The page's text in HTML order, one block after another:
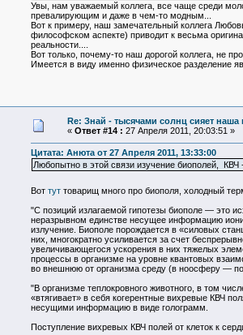
Увы, нам уважаемый коллега, все чаще среди
превалирующим и даже в чем-то модным...
Вот к примеру, наш замечательный коллега
философском аспекте) приводит к весьма
реальности....
Вот только, почему-то наш дорогой коллега, не
Имеется в виду именно физическое разделение
Re: Знай - тысячами солнц сияет наша
« Ответ #14 : 27 Апреля 2011, 20:03:51 »
Цитата: Анюта от 27 Апреля 2011, 13:33:00
Любопытно в этой связи изучение биополей, КВЧ
Вот туттоварищ много про биополя, холодный
"С позиций излагаемой гипотезы биополе — это
неразрывном единстве несущее информацию
излучение. Биополе порождается в «силовых
них, многократно усиливается за счет
увеличивающегося ускорения в них тяжелых
процессы в организме на уровне квантовых
во внешнюю от организма среду (в ноосферу —
"В организме теплокровного животного, в том
«втягивает» в себя когерентные вихревые КВЧ
несущими информацию в виде голограмм.
Поступление вихревых КВЧ полей от клеток к